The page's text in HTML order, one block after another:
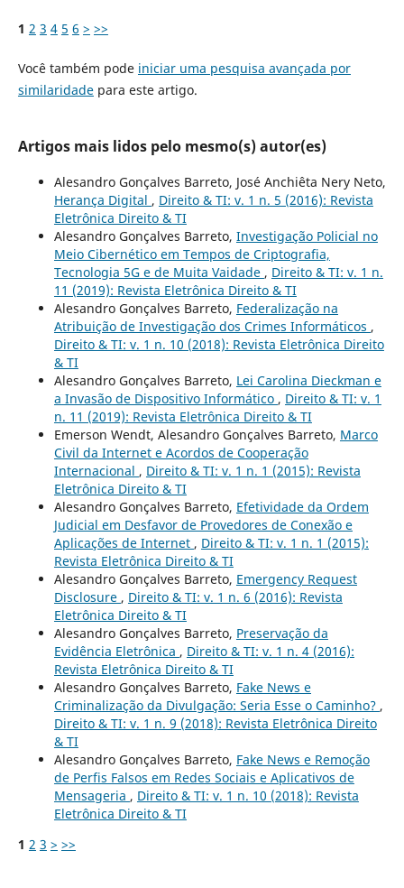
1 2 3 4 5 6 > >>
Você também pode iniciar uma pesquisa avançada por
similaridadepara este artigo.
Artigos mais lidos pelo mesmo(s) autor(es)
Alesandro Gonçalves Barreto, José Anchiêta Nery Neto,
Herança Digital , Direito & TI: v. 1 n. 5 (2016): Revista
Eletrônica Direito & TI
Alesandro Gonçalves Barreto, Investigação Policial no
Meio Cibernético em Tempos de Criptografia,
Tecnologia 5G e de Muita Vaidade , Direito & TI: v. 1 n.
11 (2019): Revista Eletrônica Direito & TI
Alesandro Gonçalves Barreto, Federalização na
Atribuição de Investigação dos Crimes Informáticos ,
Direito & TI: v. 1 n. 10 (2018): Revista Eletrônica Direito
& TI
Alesandro Gonçalves Barreto, Lei Carolina Dieckman e
a Invasão de Dispositivo Informático , Direito & TI: v. 1
n. 11 (2019): Revista Eletrônica Direito & TI
Emerson Wendt, Alesandro Gonçalves Barreto, Marco
Civil da Internet e Acordos de Cooperação
Internacional , Direito & TI: v. 1 n. 1 (2015): Revista
Eletrônica Direito & TI
Alesandro Gonçalves Barreto, Efetividade da Ordem
Judicial em Desfavor de Provedores de Conexão e
Aplicações de Internet , Direito & TI: v. 1 n. 1 (2015):
Revista Eletrônica Direito & TI
Alesandro Gonçalves Barreto, Emergency Request
Disclosure , Direito & TI: v. 1 n. 6 (2016): Revista
Eletrônica Direito & TI
Alesandro Gonçalves Barreto, Preservação da
Evidência Eletrônica , Direito & TI: v. 1 n. 4 (2016):
Revista Eletrônica Direito & TI
Alesandro Gonçalves Barreto, Fake News e
Criminalização da Divulgação: Seria Esse o Caminho? ,
Direito & TI: v. 1 n. 9 (2018): Revista Eletrônica Direito
& TI
Alesandro Gonçalves Barreto, Fake News e Remoção
de Perfis Falsos em Redes Sociais e Aplicativos de
Mensageria , Direito & TI: v. 1 n. 10 (2018): Revista
Eletrônica Direito & TI
1 2 3 > >>